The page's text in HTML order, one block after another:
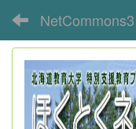
NetCommons3